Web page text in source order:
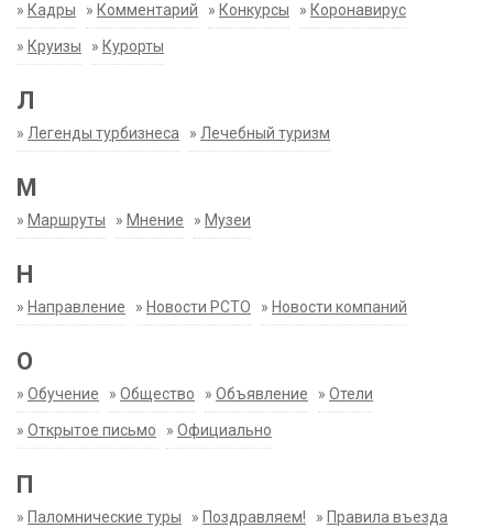
» Кадры » Комментарий » Конкурсы » Коронавирус
» Круизы » Курорты
Л
» Легенды турбизнеса » Лечебный туризм
М
» Маршруты » Мнение » Музеи
Н
» Направление » Новости РСТО » Новости компаний
О
» Обучение » Общество » Объявление » Отели
» Открытое письмо » Официально
П
» Паломнические туры » Поздравляем! » Правила въезда